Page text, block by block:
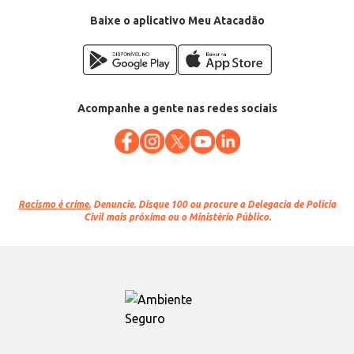
Baixe o aplicativo Meu Atacadão
Acompanhe a gente nas redes sociais
Racismo é crime. Denuncie. Disque 100 ou procure a Delegacia de Polícia
Civil mais próxima ou o Ministério Público.